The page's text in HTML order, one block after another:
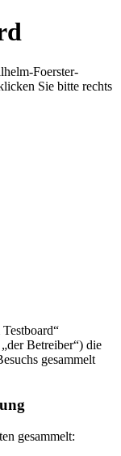
Foerster-
Sie bitte rechts
Betreiber“) die
gesammelt
gesammelt: